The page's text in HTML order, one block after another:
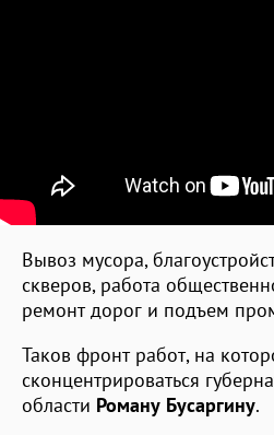
Вывоз мусора,
скверов, работа
ремонт дорог и подъем
Таков фронт работ, на
сконцентрироваться
области Роману Бусаргину.